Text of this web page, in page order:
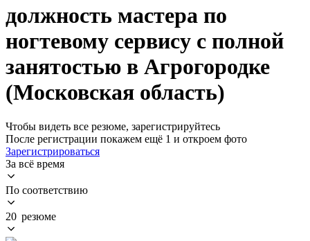
должность мастера по
ногтевому сервису с полной
занятостью в Агрогородке
(Московская область)
Чтобы видеть все резюме, зарегистрируйтесь
После регистрации покажем ещё 1 и откроем фото
Зарегистрироваться
За всё время
По соответствию
20 резюме